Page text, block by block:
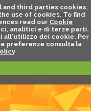
and third parties cookies.
use of cookies. To find
read our Cookie
analitici e di terze parti.
all'utilizzo dei cookie. Per
preferenze consulta la